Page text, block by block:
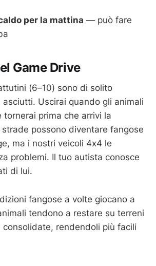
per la mattina — può fare
Game Drive
(6–10) sono di solito
Uscirai quando gli animali
tornerai prima che arrivi la
possono diventare fangose
ma i nostri veicoli 4x4 le
problemi. Il tuo autista conosce
di lui.
fangose a volte giocano a
tendono a restare su terreni
rendendoli più facili